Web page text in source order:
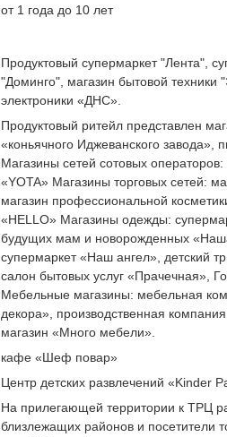
от 1 года до 10 лет
Продуктовый супермаркет "Лента",
"Доминго", магазин бытовой
электроники «ДНС».
Продуктовый ритейл представлен
«коньячного Иджеванского
Магазины сетей сотовых
«YOTA» Магазины торговых сетей:
магазин профессиональной
«HELLO» Магазины одежды:
будущих мам и новорожденных
супермаркет «Наш ангел», детский
салон бытовых услуг «Прачечная»,
Мебельные магазины: мебельная
декора», производственная
магазин «Много мебели».
кафе «Шеф повар»
Центр детских развлечений «Kinder
На прилегающей территории к ТРЦ
близлежащих районов и посетители